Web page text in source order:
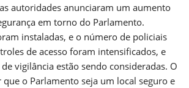
autoridades anunciaram um aumento
em torno do Parlamento.
instaladas, e o número de policiais
de acesso foram intensificados, e
vigilância estão sendo consideradas. O
o Parlamento seja um local seguro e